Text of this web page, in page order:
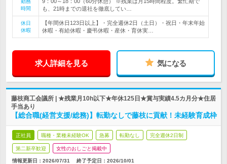
勤務
時間
も、21時までの退社を徹底してい…
休日
休暇
【年間休日123日以上】・完全週休2日（土日）・祝日・年末年始
休暇・有給休暇・慶弔休暇・産休・育休実…
求人詳細を見る 気になる
藤枝商工会議所 | ★残業月10h以下★年休125日★賞与実績4.5カ月分★住居
手当あり
【総合職(経営支援/総務)】転勤なしで藤枝に貢献！未経験育成枠
正社員 職種・業種未経験OK 急募 転勤なし 完全週休2日制
第二新卒歓迎 女性のおしごと掲載中
情報更新日：2026/07/31 終了予定日： 2026/10/01